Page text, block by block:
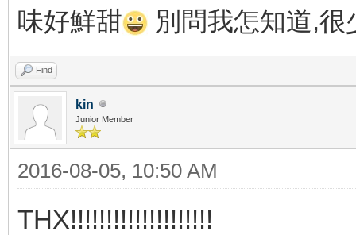
味好鮮甜
別問我怎知道,
Find
kin
Junior Member
2016-08-05, 10:50 AM
THX!!!!!!!!!!!!!!!!!!!!